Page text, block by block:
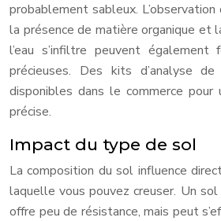
probablement sableux.
la présence de matière organique et
l’eau s’infiltre peuvent également
précieuses. Des kits d’analyse
disponibles dans le commerce pour
précise.
Impact du type de sol
La composition du sol influence
laquelle vous pouvez creuser. Un
offre peu de résistance, mais peut